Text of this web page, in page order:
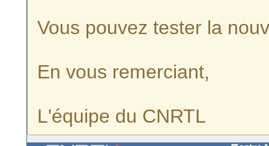
Vous pouvez tester la
En vous remerciant,
L'équipe du CNRTL